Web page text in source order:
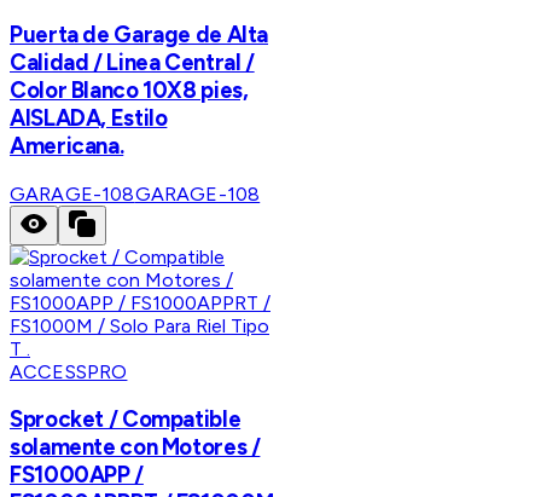
Puerta de Garage de Alta
Calidad / Linea Central /
Color Blanco 10X8 pies,
AISLADA, Estilo
Americana.
GARAGE-108GARAGE-108
ACCESSPRO
Sprocket / Compatible
solamente con Motores /
FS1000APP /